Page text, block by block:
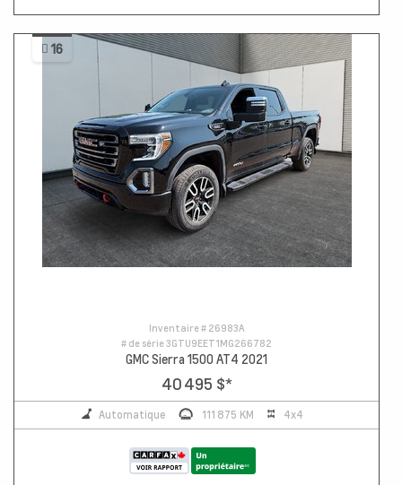
16
Inventaire # 26983A
# de série3GTU9EET1MG266782
GMC Sierra 1500 AT4 2021
40 495 $*
Automatique 111 875 KM 4x4